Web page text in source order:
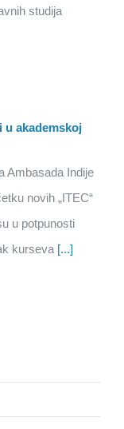
studija
u akademskoj
Ambasada Indije
novih „ITEC“
u potpunosti
kurseva[...]